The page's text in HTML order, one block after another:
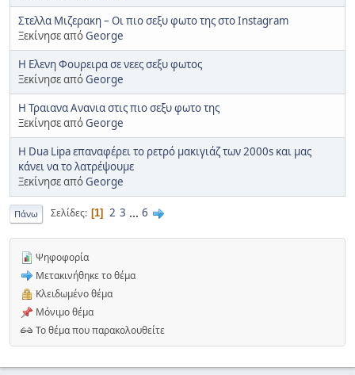
Στελλα Μιζερακη – Οι πιο σεξυ φωτο της στο Instagram
Ξεκίνησε απόGeorge
H Ελενη Φουρειρα σε νεες σεξυ φωτος
Ξεκίνησε απόGeorge
H Τραιανα Ανανια στις πιο σεξυ φωτο της
Ξεκίνησε απόGeorge
Η Dua Lipa επαναφέρει το ρετρό μακιγιάζ των 2000s και μας
κάνει να το λατρέψουμε
Ξεκίνησε απόGeorge
Πάνω Σελίδες 1 2 3 ... 6
Ψηφοφορία
Μετακινήθηκε το θέμα
Κλειδωμένο θέμα
Μόνιμο θέμα
Το θέμα που παρακολουθείτε